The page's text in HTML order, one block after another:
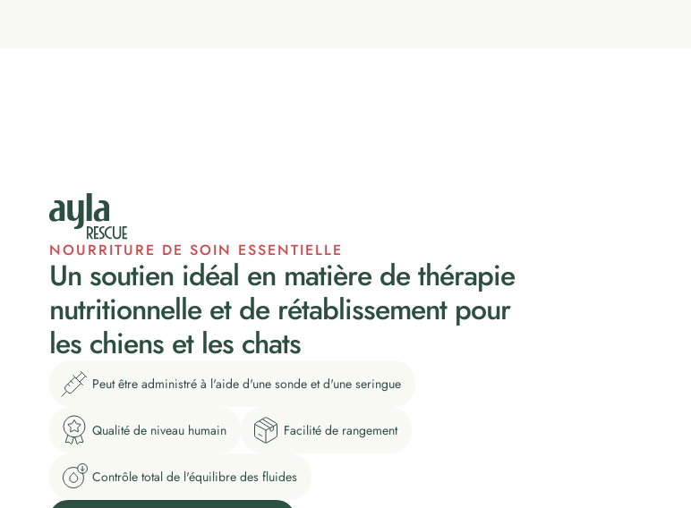
NOURRITURE DE SOIN ESSENTIELLE
Un soutien idéal en matière de thérapie
nutritionnelle et de rétablissement pour
les chiens et les chats
Peut être administré à l'aide d'une sonde et d'une seringue
Qualité de niveau humain Facilité de rangement
Contrôle total de l'équilibre des fluides